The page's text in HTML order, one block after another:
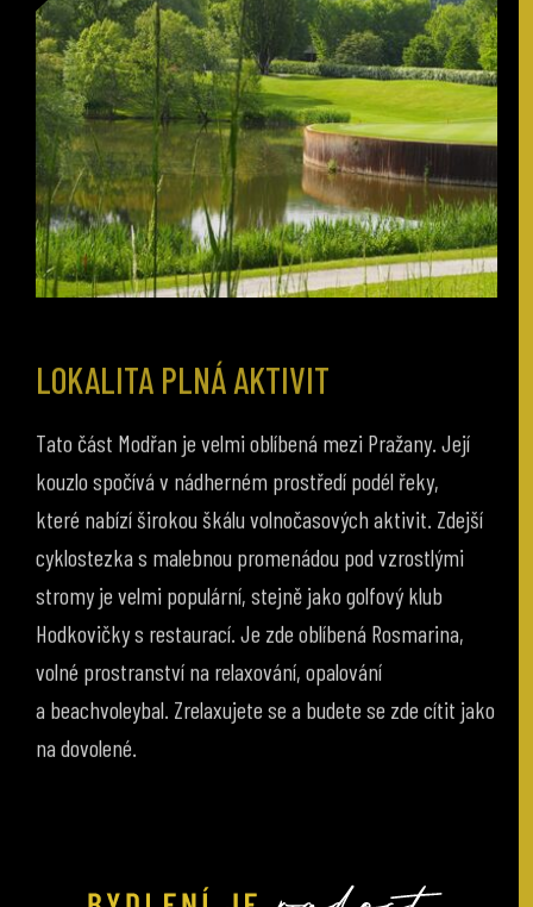
LOKALITA PLNÁ AKTIVIT
kouzlo spočívá v nádherném prostředí podél řeky,
které nabízí širokou škálu volnočasových aktivit. Zdejší
cyklostezka s malebnou promenádou pod vzrostlými
stromy je velmi populární, stejně jako golfový klub
Hodkovičky s restaurací. Je zde oblíbená Rosmarina,
volné prostranství na relaxování, opalování
a beachvoleybal. Zrelaxujete se a budete se zde cítit jako
na dovolené.